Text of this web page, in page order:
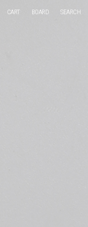
CART BOARD SEARCH